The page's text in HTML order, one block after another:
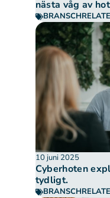
nästa våg av
10 juni 2025
Cyberhoten
tydligt.